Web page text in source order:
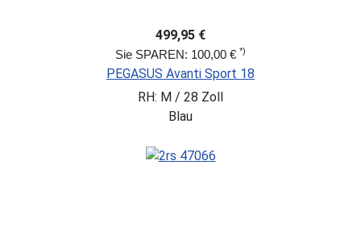
499,95 €
Sie SPAREN: 100,00 € *)
PEGASUS Avanti Sport 18
RH: M / 28 Zoll
Blau